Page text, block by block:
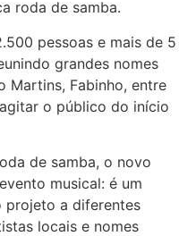
roda de samba.
pessoas e mais de 5
grandes nomes
Martins, Fabinho, entre
o público do início
de samba, o novo
musical: é um
projeto a diferentes
locais e nomes